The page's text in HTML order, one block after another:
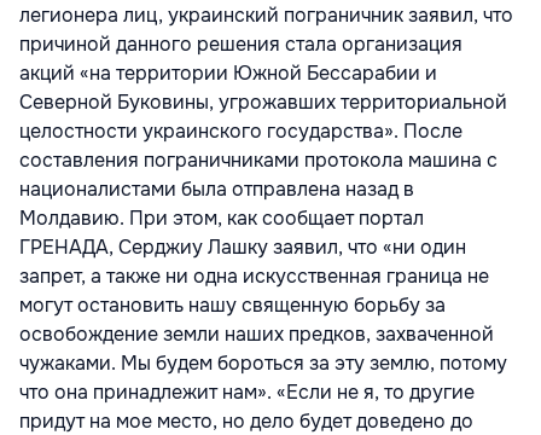
легионера лиц, украинский пограничник заявил, что
причиной данного решения стала организация
акций «на территории Южной Бессарабии и
Северной Буковины, угрожавших территориальной
целостности украинского государства». После
составления пограничниками протокола машина с
националистами была отправлена назад в
Молдавию. При этом, как сообщает портал
ГРЕНАДА, Серджиу Лашку заявил, что «ни один
запрет, а также ни одна искусственная граница не
могут остановить нашу священную борьбу за
освобождение земли наших предков, захваченной
чужаками. Мы будем бороться за эту землю, потому
что она принадлежит нам». «Если не я, то другие
придут на мое место, но дело будет доведено до